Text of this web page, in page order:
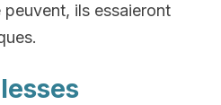
peuvent, ils essaieront